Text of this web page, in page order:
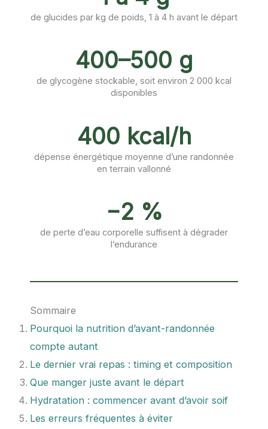
de glucides par kg de poids, 1 à 4 h avant le départ
400–500 g
de glycogène stockable, soit environ 2 000 kcal
disponibles
400 kcal/h
dépense énergétique moyenne d’une randonnée
en terrain vallonné
−2 %
de perte d’eau corporelle suffisent à dégrader
l’endurance
Sommaire
Pourquoi la nutrition d’avant-randonnée
compte autant
Le dernier vrai repas : timing et composition
Que manger juste avant le départ
Hydratation : commencer avant d’avoir soif
Les erreurs fréquentes à éviter